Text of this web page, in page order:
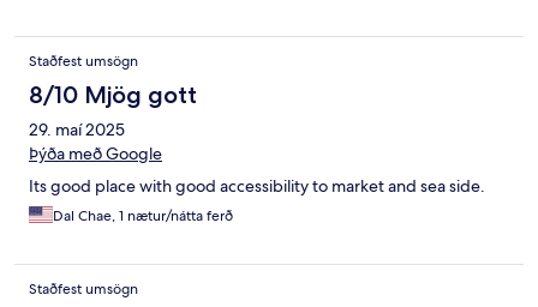
Staðfest umsögn
8/10 Mjög gott
29. maí 2025
Þýða með Google
Its good place with good accessibility to market and sea side.
Dal Chae, 1 nætur/nátta ferð
Staðfest umsögn